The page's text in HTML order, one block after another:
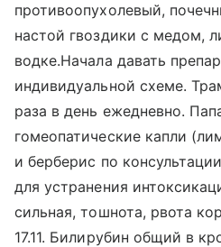
противоопухолевый,
настой гвоздики с медом,
водке.Начала давать
индивидуальной схеме.
раза в день ежедневно.
гомеопатические капли
и берберис по
для устранения
сильная, тошнота, рвота
17.11. Билирубин общий в